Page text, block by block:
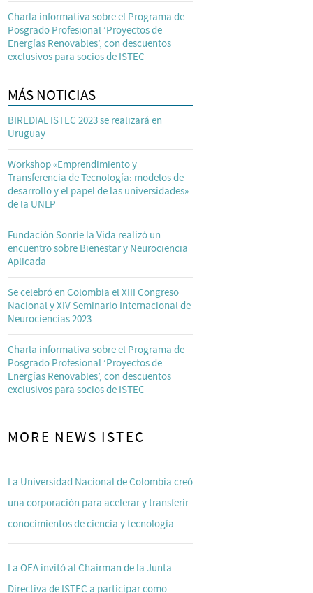
Charla informativa sobre el Programa de
Posgrado Profesional ‘Proyectos de
Energías Renovables’, con descuentos
exclusivos para socios de ISTEC
MÁS NOTICIAS
BIREDIAL ISTEC 2023 se realizará en
Uruguay
Workshop «Emprendimiento y
Transferencia de Tecnología: modelos de
desarrollo y el papel de las universidades»
de la UNLP
Fundación Sonríe la Vida realizó un
encuentro sobre Bienestar y Neurociencia
Aplicada
Se celebró en Colombia el XIII Congreso
Nacional y XIV Seminario Internacional de
Neurociencias 2023
Charla informativa sobre el Programa de
Posgrado Profesional ‘Proyectos de
Energías Renovables’, con descuentos
exclusivos para socios de ISTEC
MORE NEWS ISTEC
La Universidad Nacional de Colombia creó
una corporación para acelerar y transferir
conocimientos de ciencia y tecnología
La OEA invitó al Chairman de la Junta
Directiva de ISTEC a participar como